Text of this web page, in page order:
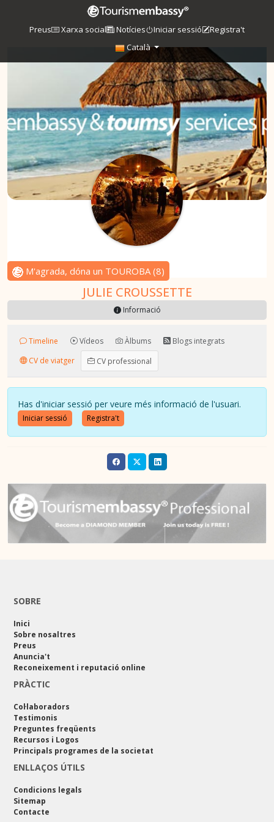
Preus Xarxa social Notícies Iniciar sessió
Registra't
Català
M'agrada, dóna un TOUROBA(8)
JULIE CROUSSETTE
Informació
Timeline Vídeos Àlbums
Blogs integrats
CV de viatger
CV professional
Has d'iniciar sessió per veure més informació de l'usuari.
Iniciar sessió Registra't
SOBRE
Inici
Sobre nosaltres
Preus
Anuncia't
Reconeixement i reputació online
PRÀCTIC
Col·laboradors
Testimonis
Preguntes freqüents
Recursos i Logos
Principals programes de la societat
ENLLAÇOS ÚTILS
Condicions legals
Sitemap
Contacte